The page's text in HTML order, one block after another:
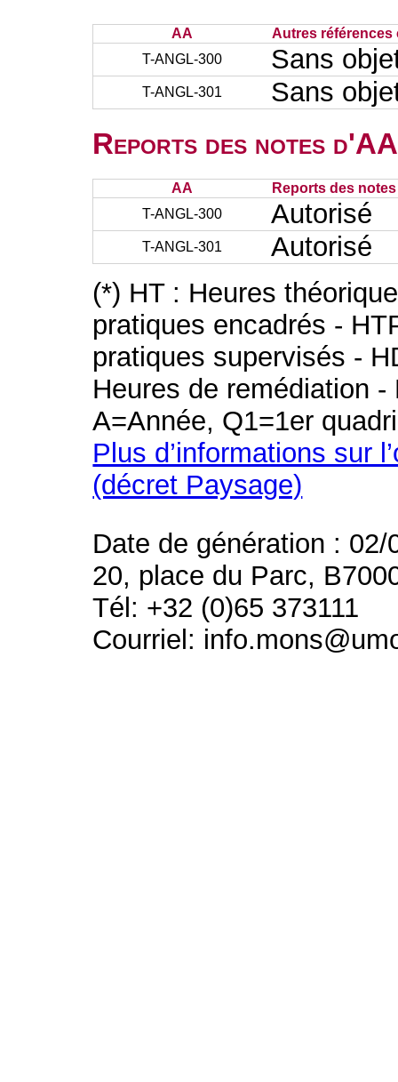
AA
Autres références
T-ANGL-300
Sans
T-ANGL-301 Sans
Reports des notes
AA
Reports des
T-ANGL-300
Autorisé
T-ANGL-301
Autorisé
(*) HT : Heures
pratiques encadrés -
pratiques supervisés -
Heures de remédiation
A=Année, Q1=1er
Plus d’informations sur
(décret Paysage)
Date de génération : 02/
20, place du Parc,
Tél: +32 (0)65 373111
Courriel: